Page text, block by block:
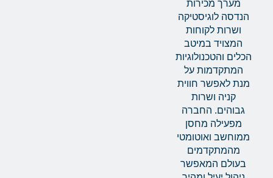
מערך מכירות
הנדסה לוגיסטיקה
ושרות לקוחות
המצויד במיטב
הכלים והטכנולוגיות
המתקדמות על
מנת לאפשר חווית
קניה ושרות
גבוהים. החברה
מפעילה מחסן
ממוחשב ואוטומטי
מהמתקדמים
בעולם המאפשר